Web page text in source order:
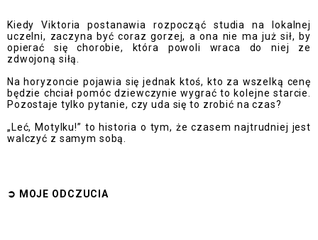
Kiedy Viktoria postanawia rozpocząć studia na lokalnej
uczelni, zaczyna być coraz gorzej, a ona nie ma już sił, by
opierać się chorobie, która powoli wraca do niej ze
zdwojoną siłą.
Na horyzoncie pojawia się jednak ktoś, kto za wszelką cenę
będzie chciał pomóc dziewczynie wygrać to kolejne starcie.
Pozostaje tylko pytanie, czy uda się to zrobić na czas?
„Leć, Motylku!” to historia o tym, że czasem najtrudniej jest
walczyć z samym sobą.
➲ MOJE ODCZUCIA